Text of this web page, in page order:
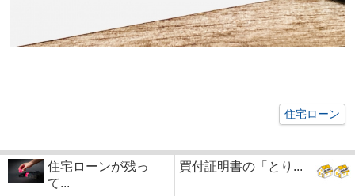
住宅ローン
住宅ローンが残っ
て...
買付証明書の「とり...